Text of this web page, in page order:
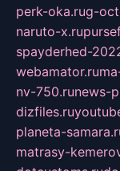
perk-oka.rug-
naruto-x.ru
spayderhed-
webamator.ru
nv-750.runews-
dizfiles.ru
planeta-
matrasy-